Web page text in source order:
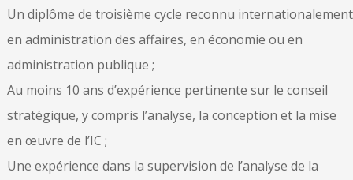
Un diplôme de troisième cycle reconnu internationalement
en administration des affaires, en économie ou en
administration publique ;
Au moins 10 ans d’expérience pertinente sur le conseil
stratégique, y compris l’analyse, la conception et la mise
en œuvre de l’IC ;
Une expérience dans la supervision de l’analyse de la